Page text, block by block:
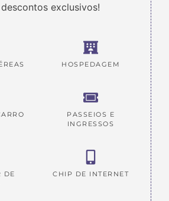
exclusivos!
HOSPEDAGEM
PASSEIOS E
INGRESSOS
DE
CHIP DE INTERNET